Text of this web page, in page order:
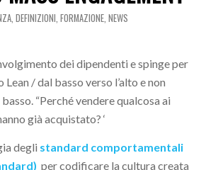
, DEFINIZIONI FORMAZIONE, NEWS
dei dipendenti e spinge per
/ dal basso verso l’alto e non
“Perché vendere qualcosa ai
già acquistato? ‘
degli standard comportamentali
per codificare la cultura creata